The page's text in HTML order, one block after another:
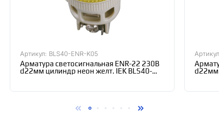
Артикул: BLS40-ENR-K05
Арматура светосигнальная ENR-22 230В
d22мм цилиндр неон желт. IEK BLS40-
d22мм